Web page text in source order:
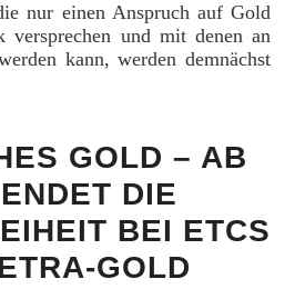
nur einen Anspruch auf Gold
versprechen und mit denen an
kann, werden demnächst
GOLD – AB
DIE
BEI ETCS
GOLD